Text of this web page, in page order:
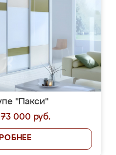
"Пакси"
000 руб.